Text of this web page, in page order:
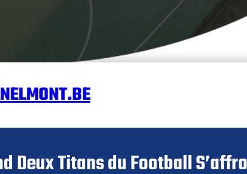
Deux Titans du Football